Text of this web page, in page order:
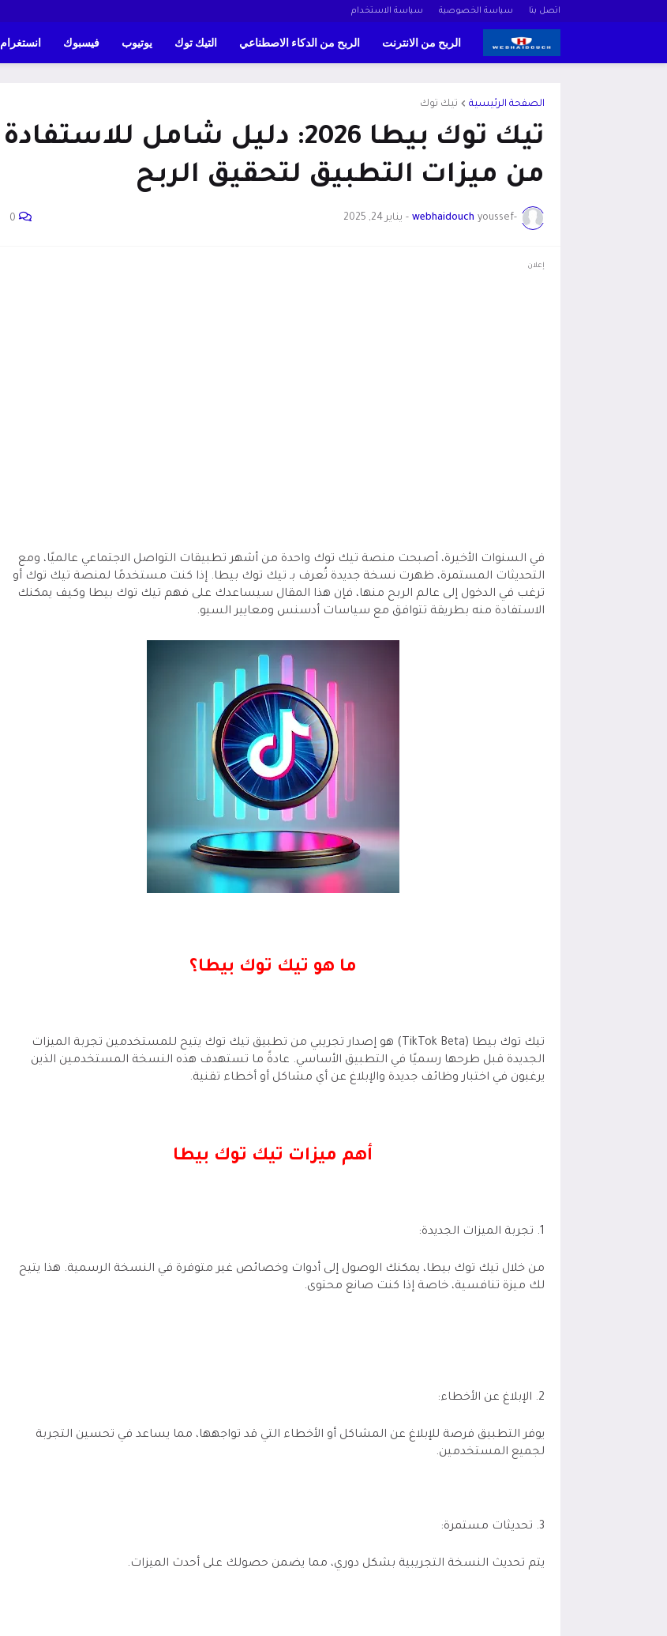
اتصل بنا سياسة الخصوصية سياسة الاستخدام
الربح من الانترنت الربح من الدكاء الاصطناعي التيك توك يوتيوب فيسبوك انستغرام
الصفحة الرئيسية تيك توك
تيك توك بيطا 2026: دليل شامل للاستفادة
من ميزات التطبيق لتحقيق الربح
-youssef
webhaidouch
- يناير 24, 2025 0
إعلان
في السنوات الأخيرة، أصبحت منصة تيك توك واحدة من أشهر تطبيقات التواصل الاجتماعي عالميًا، ومع
التحديثات المستمرة، ظهرت نسخة جديدة تُعرف بـ تيك توك بيطا. إذا كنت مستخدمًا لمنصة تيك توك أو
ترغب في الدخول إلى عالم الربح منها، فإن هذا المقال سيساعدك على فهم تيك توك بيطا وكيف يمكنك
الاستفادة منه بطريقة تتوافق مع سياسات أدسنس ومعايير السيو.
ما هو تيك توك بيطا؟
تيك توك بيطا (TikTok Beta) هو إصدار تجريبي من تطبيق تيك توك يتيح للمستخدمين تجربة الميزات
الجديدة قبل طرحها رسميًا في التطبيق الأساسي. عادةً ما تستهدف هذه النسخة المستخدمين الذين
يرغبون في اختبار وظائف جديدة والإبلاغ عن أي مشاكل أو أخطاء تقنية.
أهم ميزات تيك توك بيطا
1. تجربة الميزات الجديدة:
من خلال تيك توك بيطا، يمكنك الوصول إلى أدوات وخصائص غير متوفرة في النسخة الرسمية. هذا يتيح
لك ميزة تنافسية، خاصة إذا كنت صانع محتوى.
2. الإبلاغ عن الأخطاء:
يوفر التطبيق فرصة للإبلاغ عن المشاكل أو الأخطاء التي قد تواجهها، مما يساعد في تحسين التجربة
لجميع المستخدمين.
3. تحديثات مستمرة:
يتم تحديث النسخة التجريبية بشكل دوري، مما يضمن حصولك على أحدث الميزات.